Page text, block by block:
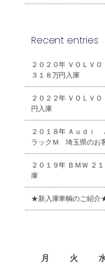
Recent entries
２０２０年 ＶＯＬＶ
３１８万円入庫
２０２２年 ＶＯＬＶ
円入庫
２０１８年 Ａｕｄｉ
ラックＭ 埼玉県のお
２０１９年 ＢＭＷ
庫
★新入庫車輌のご紹介
月 火